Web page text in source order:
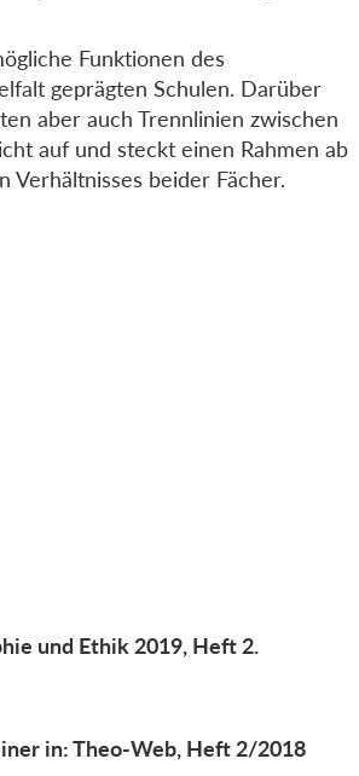
Funktionen des
geprägten Schulen. Darüber
aber auch Trennlinien zwischen
auf und steckt einen Rahmen ab
Verhältnisses beider Fächer.
und Ethik 2019, Heft 2.
in: Theo-Web, Heft 2/2018